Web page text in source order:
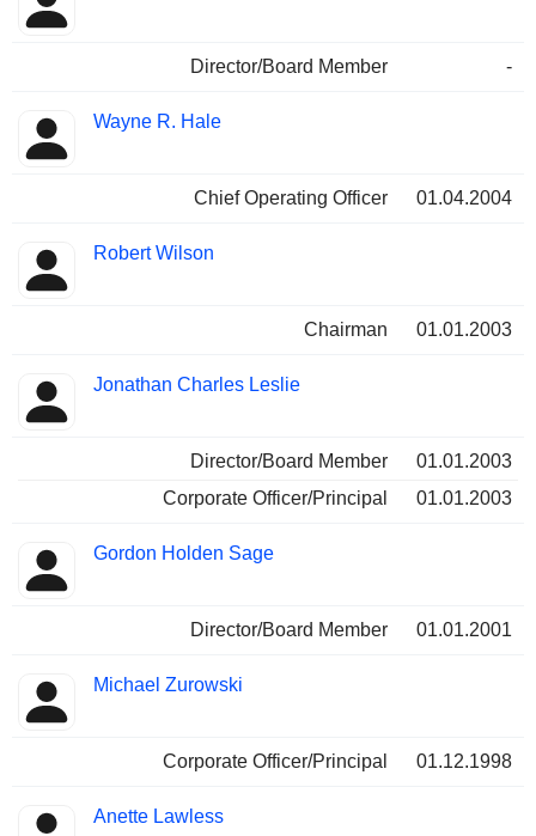
Director/Board Member -
Wayne R. Hale
Chief Operating Officer 01.04.2004
Robert Wilson
Chairman 01.01.2003
Jonathan Charles Leslie
Director/Board Member
01.01.2003
Corporate Officer/Principal
01.01.2003
Gordon Holden Sage
Director/Board Member 01.01.2001
Michael Zurowski
Corporate Officer/Principal 01.12.1998
Anette Lawless